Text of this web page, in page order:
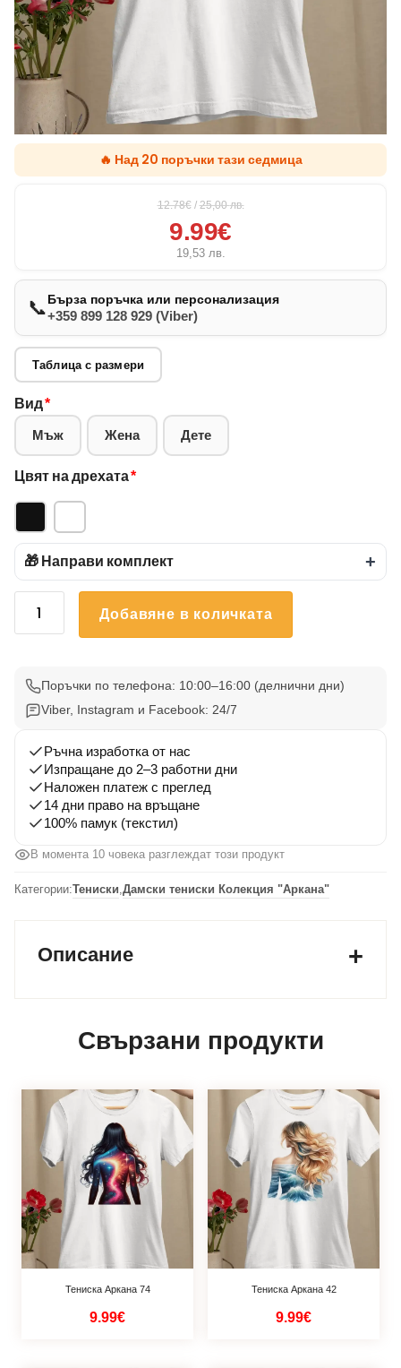
🔥 Над 20 поръчки тази седмица
12.78€ / 25,00лв.
9.99€
19,53 лв.
📞Бърза поръчка или персонализация
+359 899 128 929 (Viber)
Таблица с размери
Вид*
Мъж Жена Дете
Цвят на дрехата*
🎁 Направи комплект +
количество
28
Добавяне в количката
Поръчки по телефона: 10:00–16:00 (делнични дни)
Viber, Instagram и Facebook: 24/7
Ръчна изработка от нас
Изпращане до 2–3 работни дни
Наложен платеж с преглед
14 дни право на връщане
100% памук (текстил)
В момента 10 човека разглеждат този продукт
Категории:Тениски,Дамски тениски Колекция "Аркана"
Описание
Свързани продукти
Тениска Аркана 74
9.99€
Тениска Аркана 42
9.99€